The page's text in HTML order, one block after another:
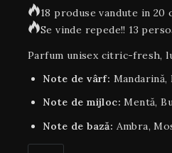
18 produse vandute in 20
Se vinde repede!! 13
Parfum unisex citric-fresh,
Note de vârf: Mandarină,
Note de mijloc: Mentă,
Note de bază: Ambra,